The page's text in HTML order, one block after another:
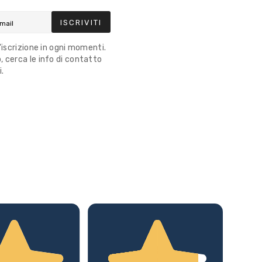
ISCRIVITI
in ogni momenti.
cerca le info di contatto